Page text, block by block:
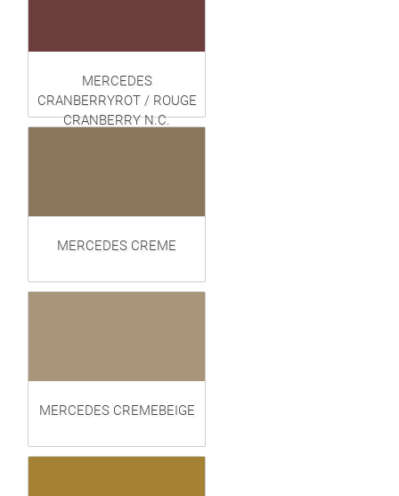
MERCEDES
CRANBERRYROT / ROUGE
CRANBERRY N.C.
MERCEDES CREME
MERCEDES CREMEBEIGE